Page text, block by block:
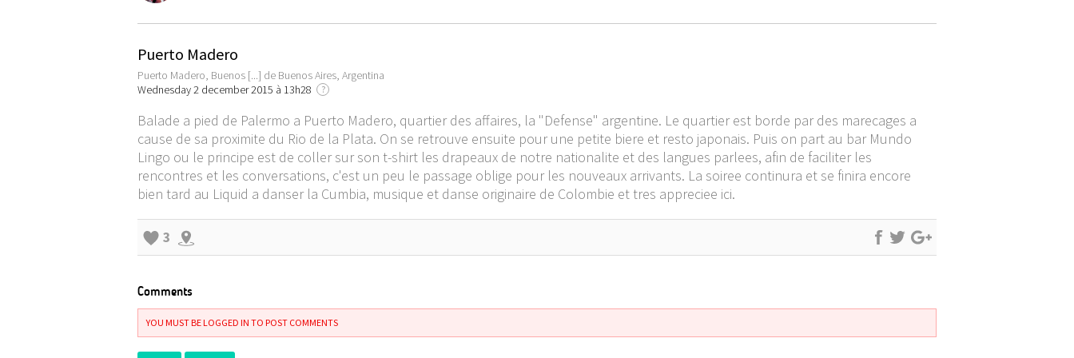
Puerto Madero
Puerto Madero, Buenos [...] de Buenos Aires, Argentina
Wednesday 2 december 2015 à 13h28
?
Balade a pied de Palermo a Puerto Madero, quartier des affaires, la "Defense" argentine. Le quartier est borde par des marecages a
cause de sa proximite du Rio de la Plata. On se retrouve ensuite pour une petite biere et resto japonais. Puis on part au bar Mundo
Lingo ou le principe est de coller sur son t-shirt les drapeaux de notre nationalite et des langues parlees, afin de faciliter les
rencontres et les conversations, c'est un peu le passage oblige pour les nouveaux arrivants. La soiree continura et se finira encore
bien tard au Liquid a danser la Cumbia, musique et danse originaire de Colombie et tres appreciee ici.
3
Comments
YOU MUST BE LOGGED IN TO POST COMMENTS